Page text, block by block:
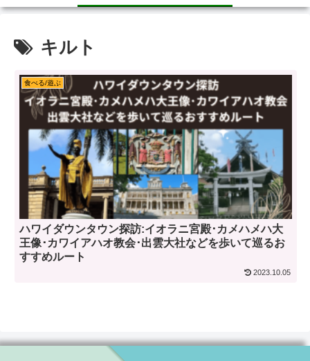
キルト
食べる/遊ぶ
ハワイダウンタウン探訪:イオラニ宮殿･カメハメハ大
王像･カワイアハオ教会･出雲大社などを歩いて巡るお
すすめルート
2023.10.05